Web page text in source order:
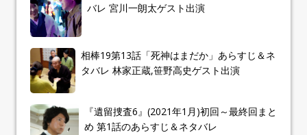
バレ 宮川一朗太ゲスト出演
相棒19第13話「死神はまだか」あらすじ＆ネ
タバレ 林家正蔵,笹野高史ゲスト出演
『遺留捜査6』(2021年1月)初回～最終回まと
め 第1話のあらすじ＆ネタバレ